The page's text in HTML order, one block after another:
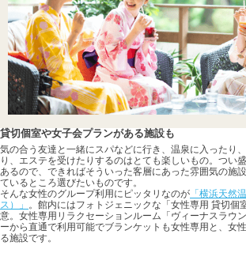
貸切個室や女子会プランがある施設も
気の合う友達と一緒にスパなどに行き、温泉に入ったり
り、エステを受けたりするのはとても楽しいもの。つい
あるので、できればそういった客層にあった雰囲気の施
ているところ選びたいものです。
そんな女性のグループ利用にピッタリなのが 「横浜天然
ス）」 。館内にはフォトジェニックな「女性専用 貸切個
意。女性専用リラクセーションルーム「ヴィーナスラウ
ーから直通で利用可能でブランケットも女性専用と、女
る施設です。